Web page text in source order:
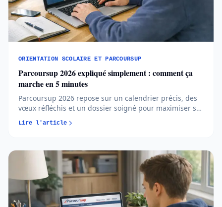
ORIENTATION SCOLAIRE ET PARCOURSUP
Parcoursup 2026 expliqué simplement : comment ça
marche en 5 minutes
Parcoursup 2026 repose sur un calendrier précis, des
vœux réfléchis et un dossier soigné pour maximiser ses
chances d’admission. Comprendre les règles et
anticiper chaque étape permet d’aborder l’orientation
Lire l'article